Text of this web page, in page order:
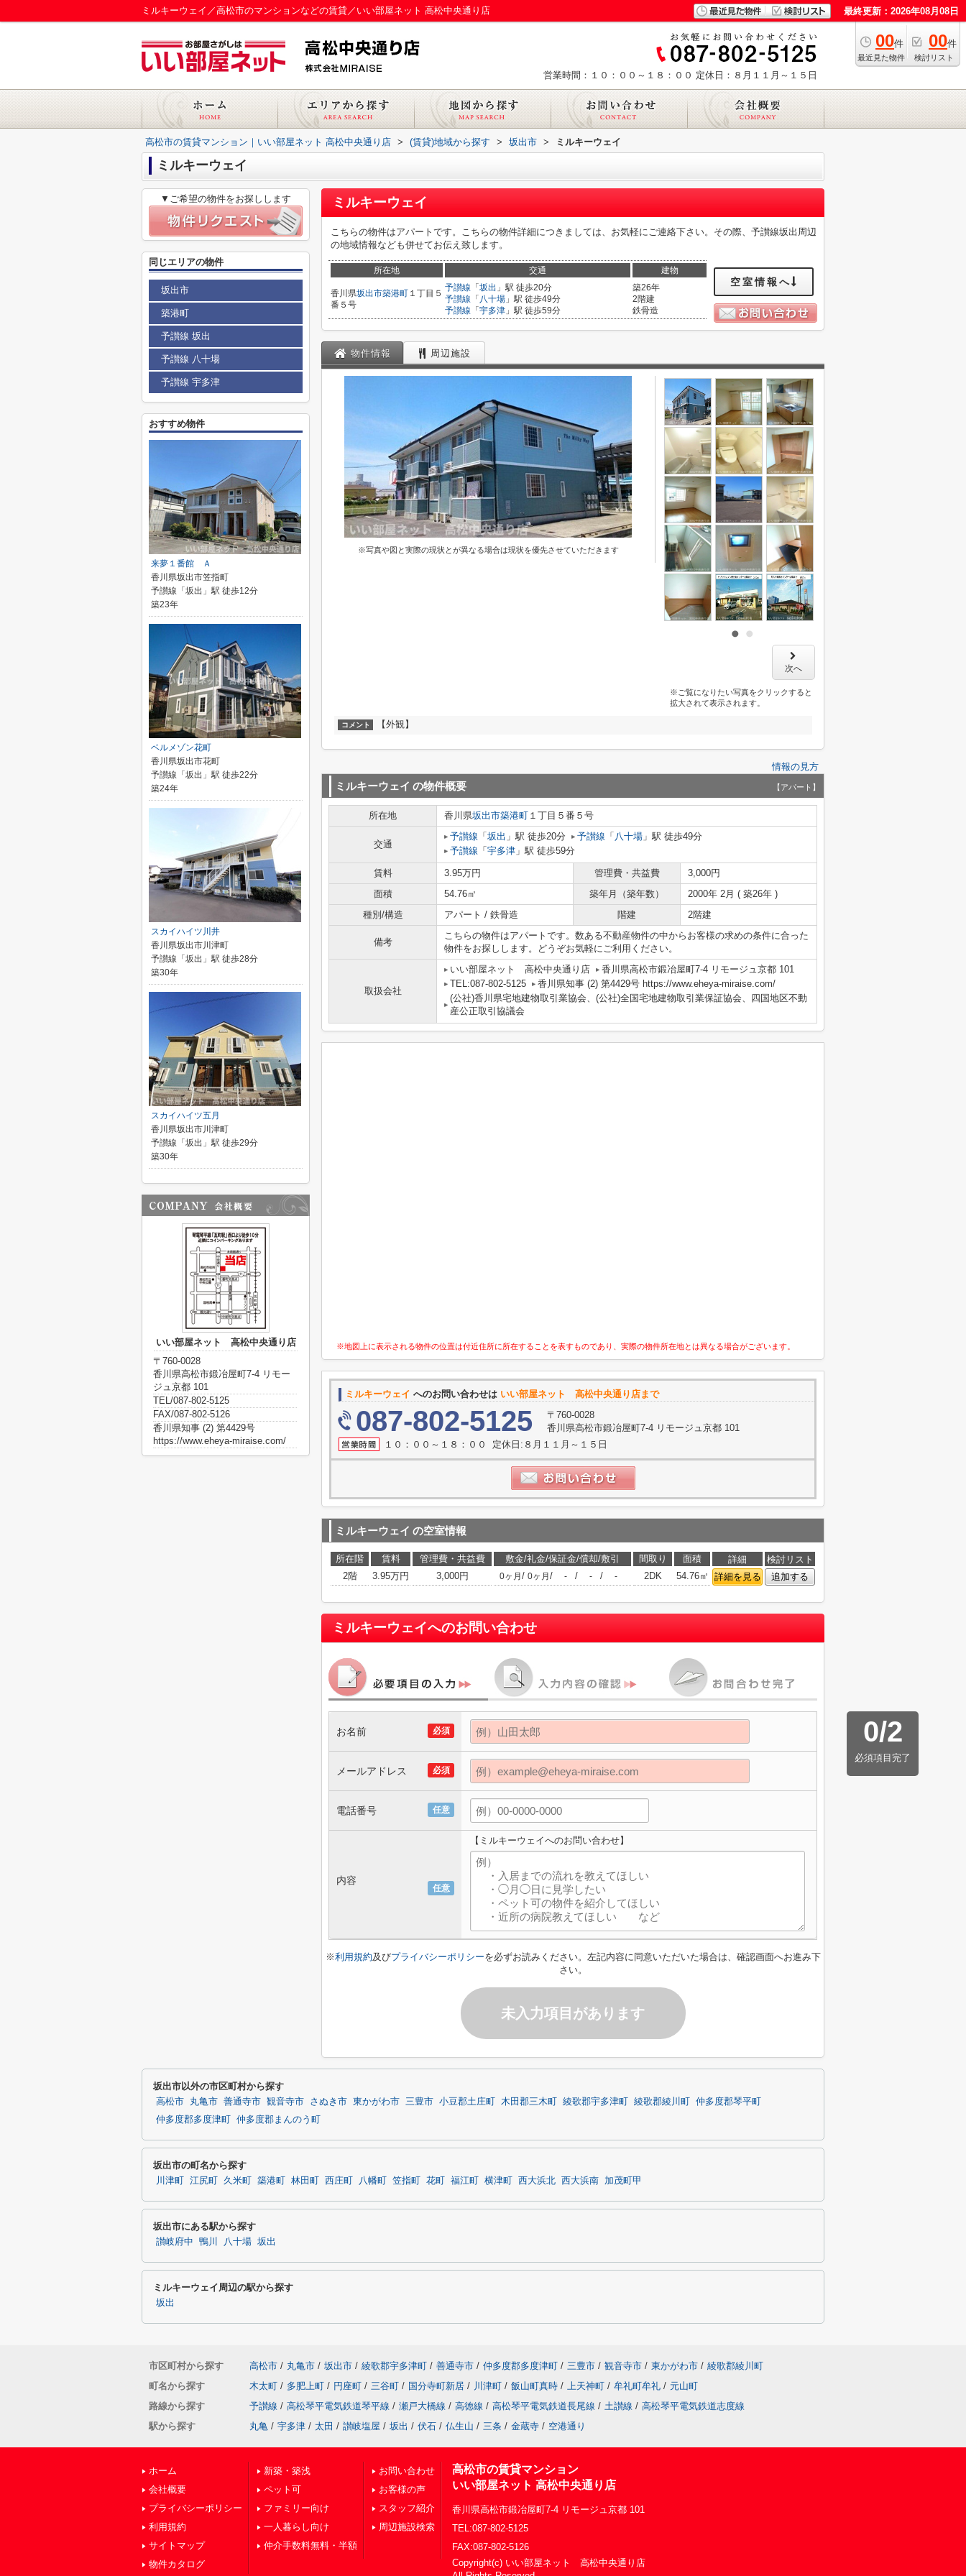
ミルキーウェイ／高松市のマンションなどの賃貸／いい部屋ネット 高松中央通り店 最終更新：2026年08月08日
00件
最近見た物件
00件
検討リスト
営業時間：１０：００～１８：００ 定休日：８月１１月～１５日
高松市の賃貸マンション｜いい部屋ネット 高松中央通り店 > (賃貸)地域から探す > 坂出市 > ミルキーウェイ
ミルキーウェイ
ミルキーウェイ
こちらの物件はアパートです。こちらの物件詳細につきましては、お気軽にご連絡下さい。その際、予讃線坂出周辺
の地域情報なども併せてお伝え致します。
所在地 交通 建物
香川県坂出市築港町 １丁目５
番５号
予讃線 「 坂出 」駅 徒歩20分
予讃線 「 八十場 」駅 徒歩49分
予讃線 「 宇多津 」駅 徒歩59分
築26年
2階建
鉄骨造
空室情報へ
物件情報 周辺施設
※写真や図と実際の現状とが異なる場合は現状を優先させていただきます
次へ
※ご覧になりたい写真をクリックすると
拡大されて表示されます。
コメント 【外観】
情報の見方
ミルキーウェイ の物件概要 【アパート】
所在地 香川県坂出市築港町 １丁目５番５号
交通
予讃線 「 坂出 」駅 徒歩20分 予讃線 「 八十場 」駅 徒歩49分
予讃線 「 宇多津 」駅 徒歩59分
賃料 3.95万円 管理費・共益費
3,000円
面積
54.76㎡ 築年月（築年数）
2000年 2月 ( 築26年 )
種別/構造
アパート / 鉄骨造 階建 2階建
備考
こちらの物件はアパートです。数ある不動産物件の中からお客様の求めの条件に合った
物件をお探しします。どうぞお気軽にご利用ください。
取扱会社
いい部屋ネット 高松中央通り店
香川県高松市鍛冶屋町7-4 リモージュ京都 101
TEL:087-802-5125
香川県知事 (2) 第4429号 https://www.eheya-miraise.com/
(公社)香川県宅地建物取引業協会、(公社)全国宅地建物取引業保証協会、四国地区不動
産公正取引協議会
※地図上に表示される物件の位置は付近住所に所在することを表すものであり、実際の物件所在地とは異なる場合がございます。
ミルキーウェイ へのお問い合わせは いい部屋ネット 高松中央通り店まで
087-802-5125
〒760-0028
香川県高松市鍛冶屋町7-4 リモージュ京都 101
１０：００～１８：００ 定休日:８月１１月～１５日
ミルキーウェイ の空室情報
所在階 賃料 管理費・共益費 敷金/礼金/保証金/償却/敷引 間取り 面積 詳細
検討リスト
2階
3.95万円 3,000円 0ヶ月 / 0ヶ月 / - / - / - 2DK 54.76㎡ 詳細を見る 追加する
ミルキーウェイへのお問い合わせ
0/2
必須項目完了
必須
お名前
必須
メールアドレス
任意
電話番号
任意
内容
【ミルキーウェイへのお問い合わせ】
※利用規約及びプライバシーポリシーを必ずお読みください。左記内容に同意いただいた場合は、確認画面へお進み下
さい。
未入力項目があります
▼ご希望の物件をお探しします
同じエリアの物件
坂出市
築港町
予讃線 坂出
予讃線 八十場
予讃線 宇多津
おすすめ物件
来夢１番館 Ａ
香川県坂出市笠指町
予讃線「坂出」駅 徒歩12分
築23年
ベルメゾン花町
香川県坂出市花町
予讃線「坂出」駅 徒歩22分
築24年
スカイハイツ川井
香川県坂出市川津町
予讃線「坂出」駅 徒歩28分
築30年
スカイハイツ五月
香川県坂出市川津町
予讃線「坂出」駅 徒歩29分
築30年
いい部屋ネット 高松中央通り店
〒760-0028
香川県高松市鍛冶屋町7-4 リモー
ジュ京都 101
TEL/087-802-5125
FAX/087-802-5126
香川県知事 (2) 第4429号
https://www.eheya-miraise.com/
坂出市以外の市区町村から探す
高松市 丸亀市 善通寺市 観音寺市 さぬき市 東かがわ市 三豊市 小豆郡土庄町 木田郡三木町 綾歌郡宇多津町 綾歌郡綾川町
仲多度郡琴平町
仲多度郡多度津町
仲多度郡まんのう町
坂出市の町名から探す
川津町 江尻町 久米町 築港町 林田町 西庄町 八幡町 笠指町 花町 福江町 横津町 西大浜北 西大浜南 加茂町甲
坂出市にある駅から探す
讃岐府中 鴨川 八十場 坂出
ミルキーウェイ周辺の駅から探す
坂出
市区町村から探す 高松市 / 丸亀市 / 坂出市 / 綾歌郡宇多津町 / 善通寺市 / 仲多度郡多度津町 / 三豊市 / 観音寺市 / 東かがわ市 / 綾歌郡綾川町
町名から探す
木太町 / 多肥上町 / 円座町 / 三谷町 / 国分寺町新居 / 川津町 / 飯山町真時 / 上天神町 / 牟礼町牟礼 / 元山町
路線から探す
予讃線 / 高松琴平電気鉄道琴平線 / 瀬戸大橋線 / 高徳線 / 高松琴平電気鉄道長尾線 / 土讃線 / 高松琴平電気鉄道志度線
駅から探す
丸亀 / 宇多津 / 太田 / 讃岐塩屋 / 坂出 / 伏石 / 仏生山 / 三条 / 金蔵寺 / 空港通り
ホーム
会社概要
プライバシーポリシー
利用規約
サイトマップ
物件カタログ
新築・築浅
ペット可
ファミリー向け
一人暮らし向け
仲介手数料無料・半額
お問い合わせ
お客様の声
スタッフ紹介
周辺施設検索
高松市の賃貸マンション
いい部屋ネット 高松中央通り店
香川県高松市鍛冶屋町7-4 リモージュ京都 101
TEL:087-802-5125
FAX:087-802-5126
Copyright(c) いい部屋ネット 高松中央通り店